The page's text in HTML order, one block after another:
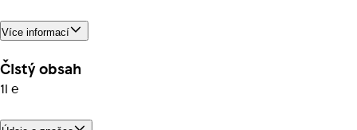
Více informací
Čistý obsah
1l ℮